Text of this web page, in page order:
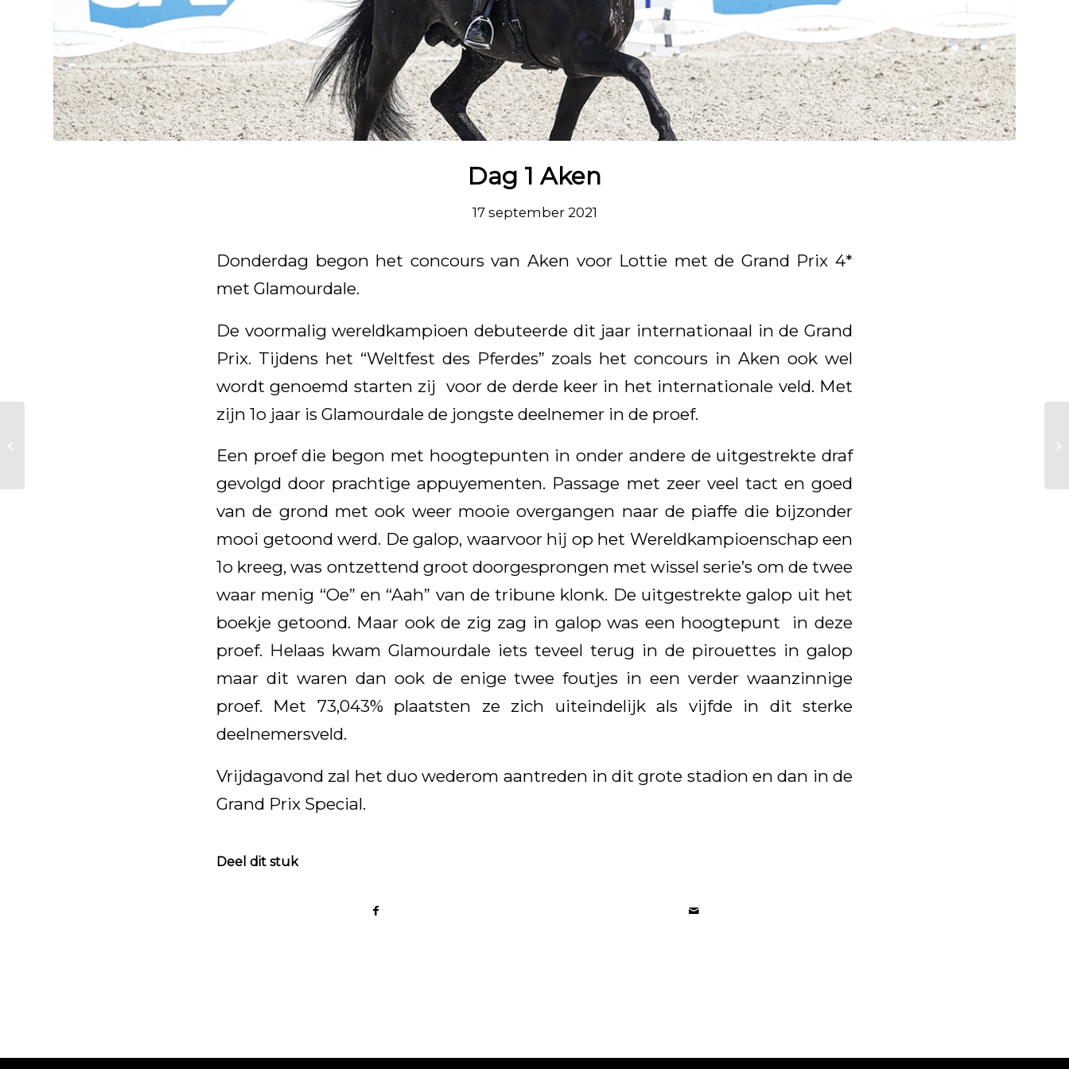
Dag 1 Aken
17 september 2021
Donderdag begon het concours van Aken voor Lottie met de Grand Prix 4*
met Glamourdale.
De voormalig wereldkampioen debuteerde dit jaar internationaal in de Grand
Prix. Tijdens het “Weltfest des Pferdes” zoals het concours in Aken ook wel
wordt genoemd starten zij voor de derde keer in het internationale veld. Met
zijn 1o jaar is Glamourdale de jongste deelnemer in de proef.
Een proef die begon met hoogtepunten in onder andere de uitgestrekte draf
gevolgd door prachtige appuyementen. Passage met zeer veel tact en goed
van de grond met ook weer mooie overgangen naar de piaffe die bijzonder
mooi getoond werd. De galop, waarvoor hij op het Wereldkampioenschap een
1o kreeg, was ontzettend groot doorgesprongen met wissel serie’s om de twee
waar menig “Oe” en “Aah” van de tribune klonk. De uitgestrekte galop uit het
boekje getoond. Maar ook de zig zag in galop was een hoogtepunt in deze
proef. Helaas kwam Glamourdale iets teveel terug in de pirouettes in galop
maar dit waren dan ook de enige twee foutjes in een verder waanzinnige
proef. Met 73,043% plaatsten ze zich uiteindelijk als vijfde in dit sterke
deelnemersveld.
Vrijdagavond zal het duo wederom aantreden in dit grote stadion en dan in de
Grand Prix Special.
Deel dit stuk